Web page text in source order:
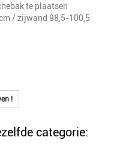
te plaatsen
/ zijwand 98,5-100,5
!
categorie: